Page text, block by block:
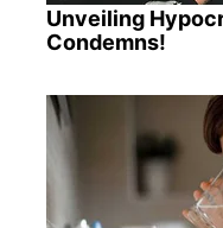
Unveiling
Condemns!